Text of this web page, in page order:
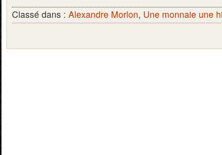
Classé dans : Alexandre Morlon, Une monnaie une